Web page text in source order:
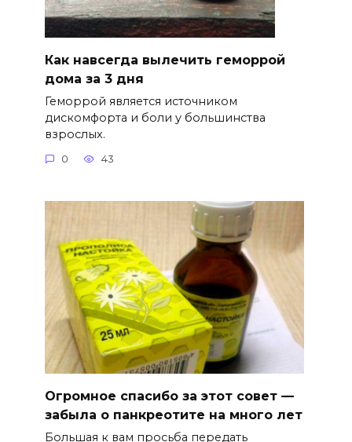
Как навсегда вылечить геморрой
дома за 3 дня
Геморрой является источником
дискомфорта и боли у большинства
взрослых.
0 43
Огромное спасибо за этот совет —
забыла о панкреотите на много лет
Большая к вам просьба передать